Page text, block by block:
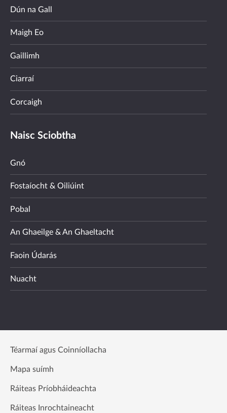
Dún na Gall
Maigh Eo
Gaillimh
Ciarraí
Corcaigh
Naisc Sciobtha
Gnó
Fostaíocht & Oiliúint
Pobal
An Ghaeilge & An Ghaeltacht
Faoin Údarás
Nuacht
Téarmaí agus Coinníollacha
Mapa suímh
Ráiteas Príobháideachta
Ráiteas Inrochtaineacht